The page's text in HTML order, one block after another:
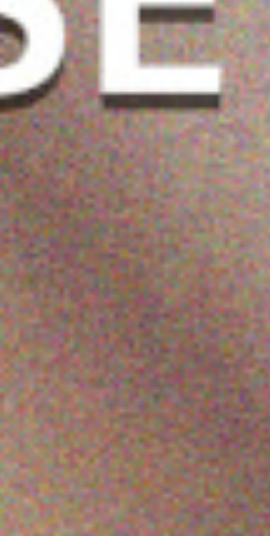
الجسم المضيء
مل
اشتر الآن
كريم ريفويل سيراميد
لتنعيم القدمين 80 مل
3.300 دب
أضف
اشتر الآن